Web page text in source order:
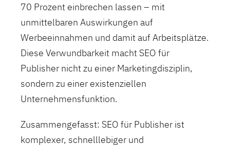
70 Prozent einbrechen lassen – mit
unmittelbaren Auswirkungen auf
Werbeeinnahmen und damit auf Arbeitsplätze.
Diese Verwundbarkeit macht SEO für
Publisher nicht zu einer Marketingdisziplin,
sondern zu einer existenziellen
Unternehmensfunktion.
Zusammengefasst: SEO für Publisher ist
komplexer, schnelllebiger und